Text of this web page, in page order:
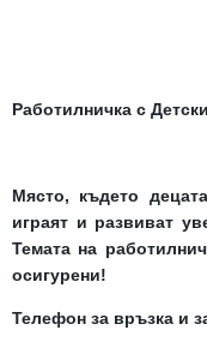
Работилничка с
Място, където
играят и развиват
Темата на
осигурени!
Телефон за връзка и